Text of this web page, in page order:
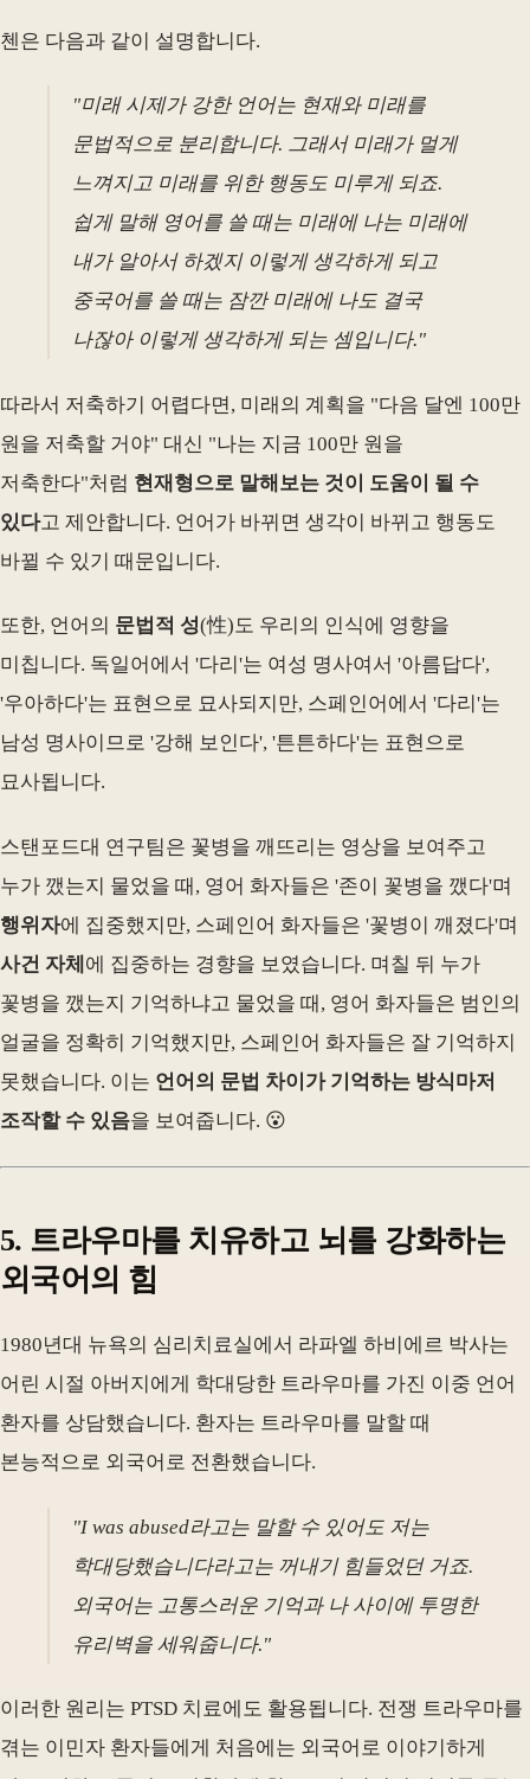
첸은 다음과 같이 설명합니다.
"미래 시제가 강한 언어는 현재와 미래를
문법적으로 분리합니다. 그래서 미래가 멀게
느껴지고 미래를 위한 행동도 미루게 되죠.
쉽게 말해 영어를 쓸 때는 미래에 나는 미래에
내가 알아서 하겠지 이렇게 생각하게 되고
중국어를 쓸 때는 잠깐 미래에 나도 결국
나잖아 이렇게 생각하게 되는 셈입니다."
따라서 저축하기 어렵다면, 미래의 계획을 "다음 달엔 100만
원을 저축할 거야" 대신 "나는 지금 100만 원을
저축한다"처럼 현재형으로 말해보는 것이 도움이 될 수
있다고 제안합니다. 언어가 바뀌면 생각이 바뀌고 행동도
바뀔 수 있기 때문입니다.
또한, 언어의 문법적 성(性)도 우리의 인식에 영향을
미칩니다. 독일어에서 '다리'는 여성 명사여서 '아름답다',
'우아하다'는 표현으로 묘사되지만, 스페인어에서 '다리'는
남성 명사이므로 '강해 보인다', '튼튼하다'는 표현으로
묘사됩니다.
스탠포드대 연구팀은 꽃병을 깨뜨리는 영상을 보여주고
누가 깼는지 물었을 때, 영어 화자들은 '존이 꽃병을 깼다'며
행위자에 집중했지만, 스페인어 화자들은 '꽃병이 깨졌다'며
사건 자체 에 집중하는 경향을 보였습니다. 며칠 뒤 누가
꽃병을 깼는지 기억하냐고 물었을 때, 영어 화자들은 범인의
얼굴을 정확히 기억했지만, 스페인어 화자들은 잘 기억하지
못했습니다. 이는 언어의 문법 차이가 기억하는 방식마저
조작할 수 있음을 보여줍니다. 😮
5. 트라우마를 치유하고 뇌를 강화하는
외국어의 힘
1980년대 뉴욕의 심리치료실에서 라파엘 하비에르 박사는
어린 시절 아버지에게 학대당한 트라우마를 가진 이중 언어
환자를 상담했습니다. 환자는 트라우마를 말할 때
본능적으로 외국어로 전환했습니다.
"I was abused라고는 말할 수 있어도 저는
학대당했습니다라고는 꺼내기 힘들었던 거죠.
외국어는 고통스러운 기억과 나 사이에 투명한
유리벽을 세워줍니다."
이러한 원리는 PTSD 치료에도 활용됩니다. 전쟁 트라우마를
겪는 이민자 환자들에게 처음에는 외국어로 이야기하게